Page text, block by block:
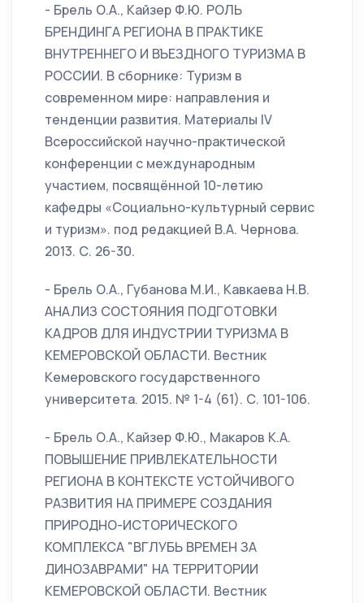
- Брель О.А., Кайзер Ф.Ю. РОЛЬ
БРЕНДИНГА РЕГИОНА В ПРАКТИКЕ
ВНУТРЕННЕГО И ВЪЕЗДНОГО ТУРИЗМА В
РОССИИ. В сборнике: Туризм в
современном мире: направления и
тенденции развития. Материалы IV
Всероссийской научно-практической
конференции с международным
участием, посвящённой 10-летию
кафедры «Социально-культурный сервис
и туризм». под редакцией В.А. Чернова.
2013. С. 26-30.
- Брель О.А., Губанова М.И., Кавкаева Н.В.
АНАЛИЗ СОСТОЯНИЯ ПОДГОТОВКИ
КАДРОВ ДЛЯ ИНДУСТРИИ ТУРИЗМА В
КЕМЕРОВСКОЙ ОБЛАСТИ. Вестник
Кемеровского государственного
университета. 2015. № 1-4 (61). С. 101-106.
- Брель О.А., Кайзер Ф.Ю., Макаров К.А.
ПОВЫШЕНИЕ ПРИВЛЕКАТЕЛЬНОСТИ
РЕГИОНА В КОНТЕКСТЕ УСТОЙЧИВОГО
РАЗВИТИЯ НА ПРИМЕРЕ СОЗДАНИЯ
ПРИРОДНО-ИСТОРИЧЕСКОГО
КОМПЛЕКСА "ВГЛУБЬ ВРЕМЕН ЗА
ДИНОЗАВРАМИ" НА ТЕРРИТОРИИ
КЕМЕРОВСКОЙ ОБЛАСТИ. Вестник